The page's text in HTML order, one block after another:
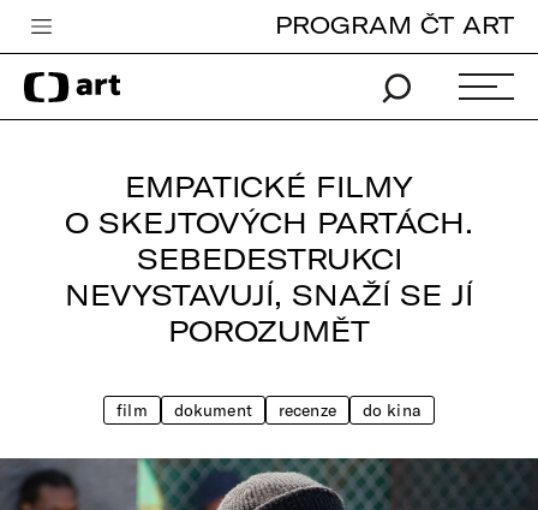
Česká televize
Zpravodajství
iVysílání
Pro děti
PROGRAM ČT ART
EMPATICKÉ FILMY
O SKEJTOVÝCH PARTÁCH.
SEBEDESTRUKCI
NEVYSTAVUJÍ, SNAŽÍ SE JÍ
POROZUMĚT
film dokument recenze do kina